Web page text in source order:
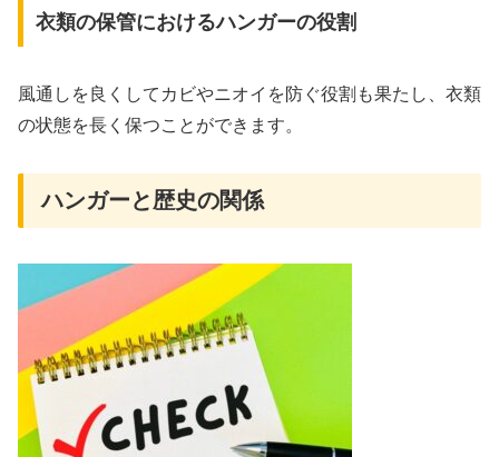
衣類の保管におけるハンガーの役割
風通しを良くしてカビやニオイを防ぐ役割も果たし、衣類
の状態を長く保つことができます。
ハンガーと歴史の関係